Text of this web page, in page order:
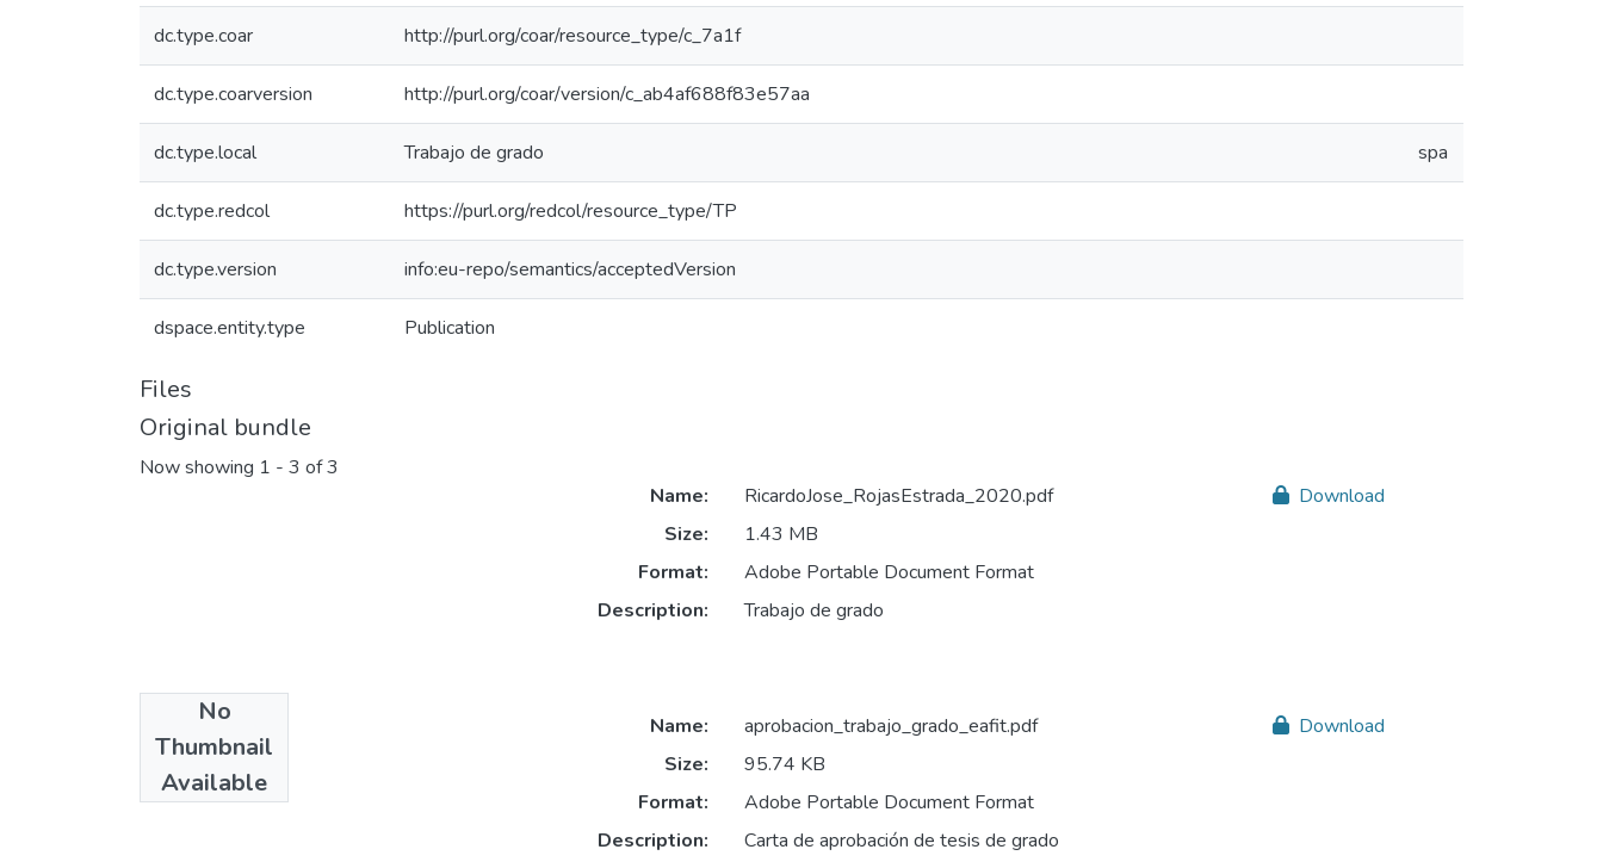
dc.type.coar http://purl.org/coar/resource_type/c_7a1f
dc.type.coarversion http://purl.org/coar/version/c_ab4af688f83e57aa
dc.type.local Trabajo de grado spa
dc.type.redcol https://purl.org/redcol/resource_type/TP
dc.type.version info:eu-repo/semantics/acceptedVersion
dspace.entity.type Publication
Files
Original bundle
Now showing 1 - 3 of 3
No
Thumbnail
Available
Name:
RicardoJose_RojasEstrada_2020.pdf
Size:
1.43 MB
Format:
Adobe Portable Document Format
Description:
Trabajo de grado
Download
Name:
aprobacion_trabajo_grado_eafit.pdf
Size:
95.74 KB
Format:
Adobe Portable Document Format
Description:
Carta de aprobación de tesis de grado
Download